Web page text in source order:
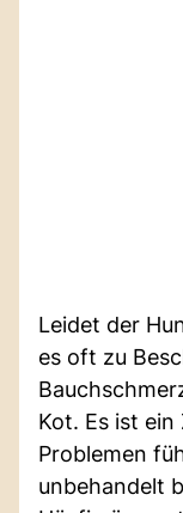
Leidet der
es oft zu
Kot. Es ist
Problemen
unbehandelt